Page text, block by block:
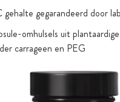
gehalte gegarandeerd door
omhulsels uit
carrageen en PEG